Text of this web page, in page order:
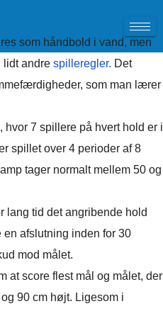
som håndbold i vand, men
lidt andre spilleregler. Det
som man lærer
hvor 7 spillere på hvert hold er i
spillet over 4 perioder af 8
tager normalt mellem 50 og
lang tid det angribende hold
afslutning inden for 30
mod målet.
at score flest mål og målet, der
90 cm højt. Ligesom i